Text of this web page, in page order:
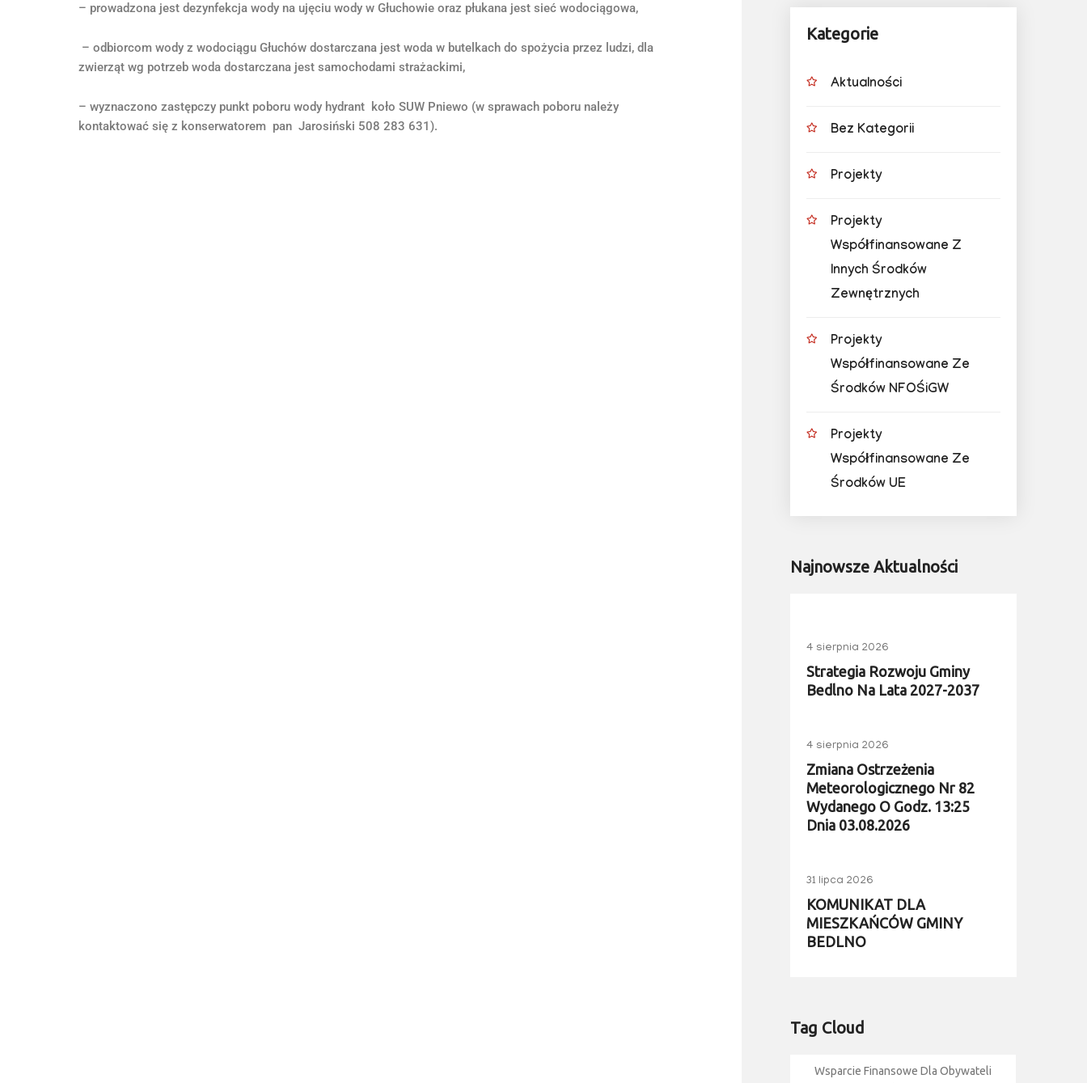
– prowadzona jest dezynfekcja wody na ujęciu wody w Głuchowie oraz płukana jest sieć wodociągowa,
– odbiorcom wody z wodociągu Głuchów dostarczana jest woda w butelkach do spożycia przez ludzi, dla
zwierząt wg potrzeb woda dostarczana jest samochodami strażackimi,
– wyznaczono zastępczy punkt poboru wody hydrant koło SUW Pniewo (w sprawach poboru należy
kontaktować się z konserwatorem pan Jarosiński 508 283 631).
Kategorie
Aktualności
Bez Kategorii
Projekty
Projekty
Współfinansowane Z
Innych Środków
Zewnętrznych
Projekty
Współfinansowane Ze
Środków NFOŚiGW
Projekty
Współfinansowane Ze
Środków UE
Najnowsze Aktualności
4 sierpnia 2026
Strategia Rozwoju Gminy
Bedlno Na Lata 2027-2037
4 sierpnia 2026
Zmiana Ostrzeżenia
Meteorologicznego Nr 82
Wydanego O Godz. 13:25
Dnia 03.08.2026
31 lipca 2026
KOMUNIKAT DLA
MIESZKAŃCÓW GMINY
BEDLNO
Tag Cloud
Wsparcie Finansowe Dla Obywateli